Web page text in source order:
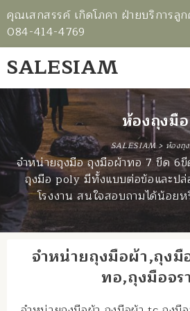
คุณเสกสรรค์ เกิดโภคา ฝ่ายบริการลู
084-414-4769
SALESIAM
ห้องถุงมือ
SALESIAM> ห้องถุ
จำหน่ายถุงมือ ถุงมือผ้าทอ 7 ขีด 6
ถุงมือ poly มีทั้งแบบต่อข้อและปล่
โรงงาน สนใจสอบถามได้น้อย
จำหน่ายถุงมือผ้า,ถุง
ทอ,ถุงมือจร